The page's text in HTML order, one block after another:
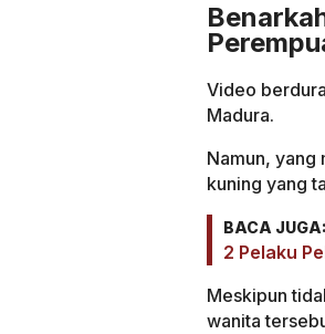
Video
Madura.
Namun, yang
kuning yang
BACA JUGA:
2 Pelaku
Meskipun
wanita